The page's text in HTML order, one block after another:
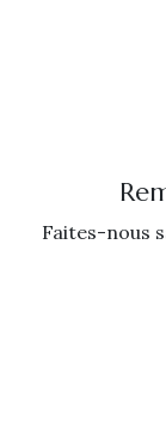
Faites-nous